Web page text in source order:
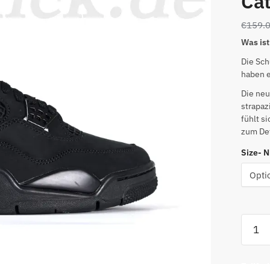
€
Was
Die
haben
Die
fühlt
zum
Size-
Jordan